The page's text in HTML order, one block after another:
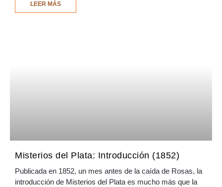
LEER MÁS
Misterios del Plata: Introducción (1852)
Publicada en 1852, un mes antes de la caída de Rosas, la
introducción de Misterios del Plata es mucho más que la